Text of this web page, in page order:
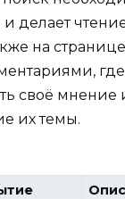
делает
на странице
своё мнение
их темы.